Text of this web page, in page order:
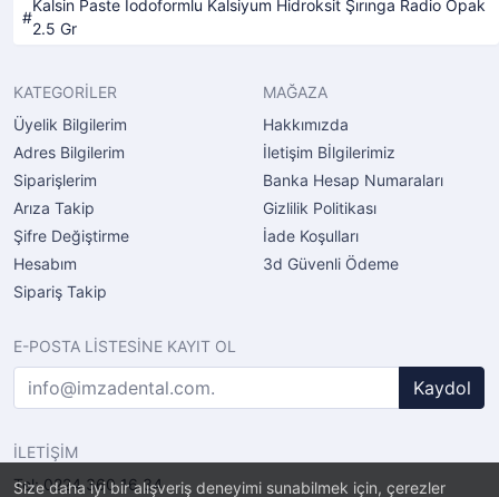
Size daha iyi bir alışveriş deneyimi sunabilmek için, çerezler
Kalsin Paste İodoformlu Kalsiyum Hidroksit Şırınga Radio Opak
2.5 Gr
KATEGORİLER
Üyelik Bilgilerim
Adres Bilgilerim
Siparişlerim
Arıza Takip
Şifre Değiştirme
Hesabım
Sipariş Takip
MAĞAZA
Hakkımızda
İletişim Bİlgilerimiz
Banka Hesap Numaraları
Gizlilik Politikası
İade Koşulları
3d Güvenli Ödeme
E-POSTA LİSTESİNE KAYIT OL
Kaydol
İLETİŞİM
Tel: 0224 360 16 34